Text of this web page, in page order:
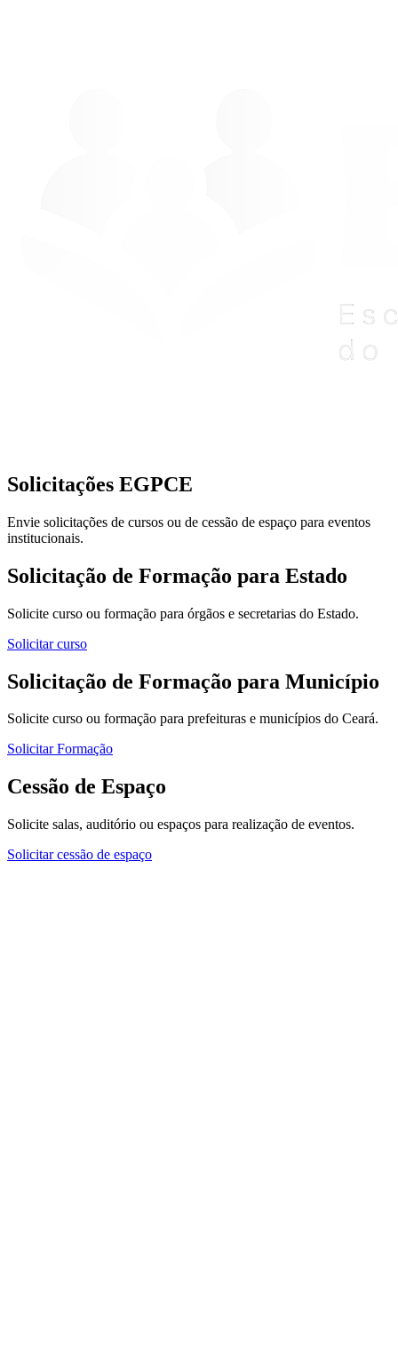
Solicitações EGPCE
Envie solicitações de cursos ou de cessão de espaço para eventos
institucionais.
Solicitação de Formação para Estado
Solicite curso ou formação para órgãos e secretarias do Estado.
Solicitar curso
Solicitação de Formação para Município
Solicite curso ou formação para prefeituras e municípios do Ceará.
Solicitar Formação
Cessão de Espaço
Solicite salas, auditório ou espaços para realização de eventos.
Solicitar cessão de espaço